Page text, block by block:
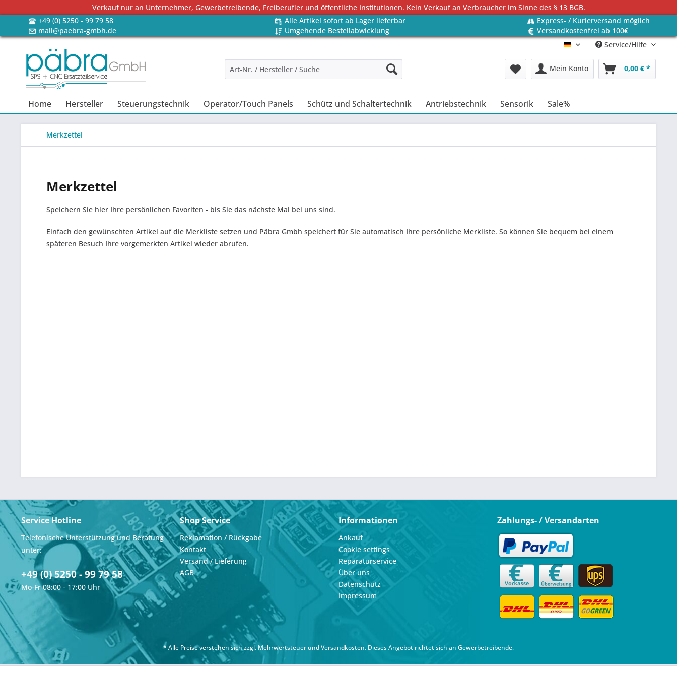
Verkauf nur an Unternehmer, Gewerbetreibende, Freiberufler und öffentliche Institutionen. Kein Verkauf an Verbraucher im Sinne des § 13 BGB.
+49 (0) 5250 - 99 79 58
Alle Artikel sofort ab Lager lieferbar
Express- / Kurierversand möglich
mail@paebra-gmbh.de
Umgehende Bestellabwicklung
Versandkostenfrei ab 100€
Deutsch Service/Hilfe
Mein Konto 0,00 € *
Home Hersteller Steuerungstechnik Operator/Touch Panels Schütz und Schaltertechnik Antriebstechnik Sensorik Sale%
Merkzettel
Merkzettel
Speichern Sie hier Ihre persönlichen Favoriten - bis Sie das nächste Mal bei uns sind.
Einfach den gewünschten Artikel auf die Merkliste setzen und Päbra Gmbh speichert für Sie automatisch Ihre persönliche Merkliste. So können Sie bequem bei einem
späteren Besuch Ihre vorgemerkten Artikel wieder abrufen.
Service Hotline
Telefonische Unterstützung und Beratung
unter:
+49 (0) 5250 - 99 79 58
Mo-Fr 08:00 - 17:00 Uhr
Shop Service
Reklamation / Rückgabe
Kontakt
Versand / Lieferung
AGB
Informationen
Ankauf
Cookie settings
Reparaturservice
Über uns
Datenschutz
Impressum
Zahlungs- / Versandarten
* Alle Preise verstehen sich zzgl. Mehrwertsteuer undVersandkosten. Dieses Angebot richtet sich an Gewerbetreibende.